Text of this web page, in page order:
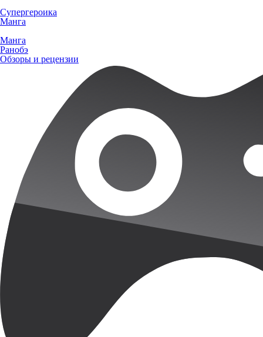
Супергероика
Манга
Манга
Ранобэ
Обзоры и рецензии